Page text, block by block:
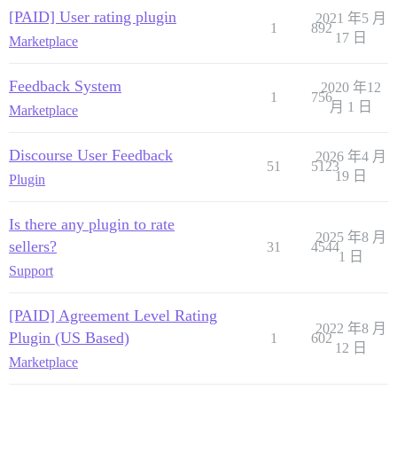
[PAID] User rating plugin
Marketplace
1 892
2021 年5 月
17 日
Feedback System
Marketplace
1 756
2020 年12
月 1 日
Discourse User Feedback
Plugin
51 5123
2026 年4 月
19 日
Is there any plugin to rate
sellers?
Support
31 4544
2025 年8 月
1 日
[PAID] Agreement Level Rating
Plugin (US Based)
Marketplace
1 602
2022 年8 月
12 日